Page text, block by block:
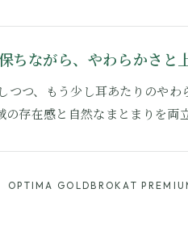
ちながら、やわらかさと
つつ、もう少し耳あたりのや
の存在感と自然なまとまりを両
OPTIMA GOLDBROKAT